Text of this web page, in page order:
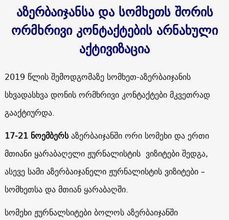
აზერბაიჯანსა და სომხეთს შორის
ორმხრივი კონტაქტების არნახული
აქტივიზაცია
2019 წლის შემოდგომაზე სომხეთ-აზერბაიჯანის
სხვადასხვა დონის ორმხრივი კონტაქტები მკვეთრად
გააქტიურდა.
17-21 ნოემბერსაზერბაიჯანში ორი სომეხი და ერთი
მთიანი ყარაბაღელი ჟურნალისტის ვიზიტები შედგა,
ასევე სამი აზერბაიჯანელი ჟურნალისტის ვიზიტები –
სომხეთსა და მთიან ყარაბაღში.
სომეხი ჟურნალსიტები ბოლოს აზერბაიჯანში